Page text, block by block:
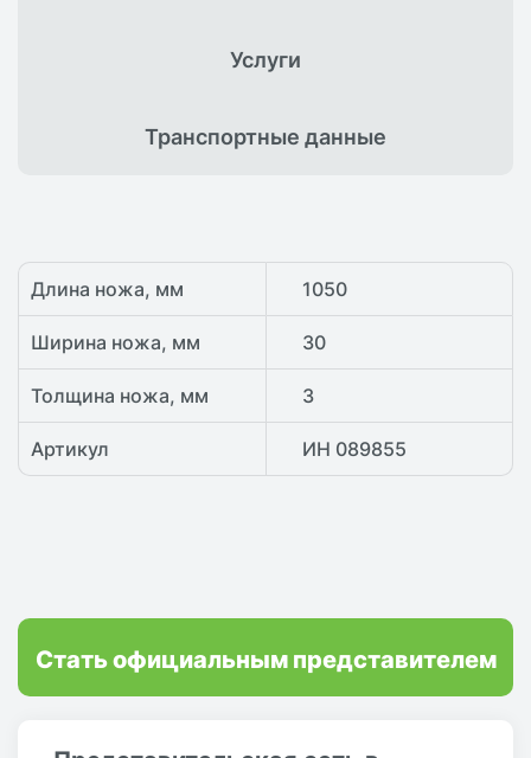
Услуги
Транспортныеданные
Длина ножа, мм 1050
Ширина ножа, мм 30
Толщина ножа, мм 3
Артикул ИН 089855
Стать официальным представителем